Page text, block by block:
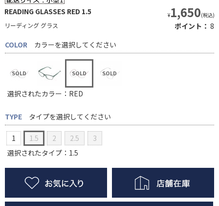
READING GLASSES RED 1.5
リーディング グラス
¥1,650(税込)
ポイント： 8
COLOR
カラーを選択してください
選択されたカラー：RED
TYPE タイプを選択してください
1 1.5 2 2.5
3
選択されたタイプ：1.5